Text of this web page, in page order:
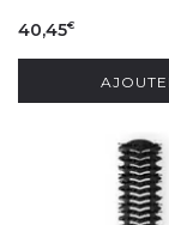
40,45€